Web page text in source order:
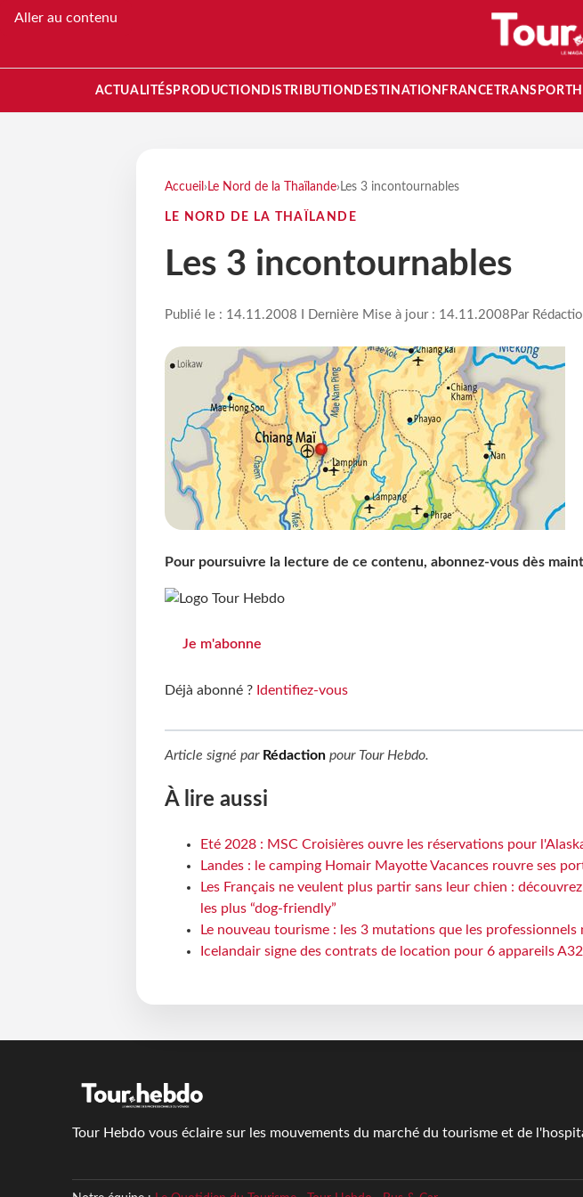
Aller au contenu
ACTUALITÉS PRODUCTION DISTRIBUTION DESTINATION FRANCETRANSPORT
Accueil › Le Nord de la Thaïlande› Les 3 incontournables
LE NORD DE LA THAÏLANDE
Les 3 incontournables
Publié le : 14.11.2008 I Dernière Mise à jour : 14.11.2008 Par
Pour poursuivre la lecture de ce contenu, abonnez-vous dès
Je m'abonne
Déjà abonné ? Identifiez-vous
Article signé par Rédactionpour Tour Hebdo.
À lire aussi
Eté 2028 : MSC Croisières ouvre les réservations pour
Landes : le camping Homair Mayotte Vacances rouvre ses
Les Français ne veulent plus partir sans leur chien :
les plus “dog-friendly”
Le nouveau tourisme : les 3 mutations que les
Icelandair signe des contrats de location pour 6 appareils
Tour Hebdo vous éclaire sur les mouvements du marché du tourisme et de